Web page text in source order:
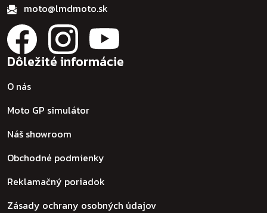
moto@lmdmoto.sk
Dôležité informácie
O nás
Moto GP simulátor
Náš showroom
Obchodné podmienky
Reklamačný poriadok
Zásady ochrany osobných údajov